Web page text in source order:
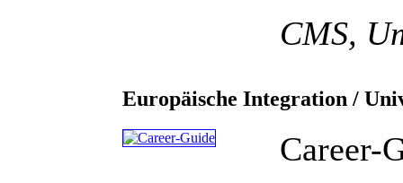
CMS,
Europäische Integration /
Career-